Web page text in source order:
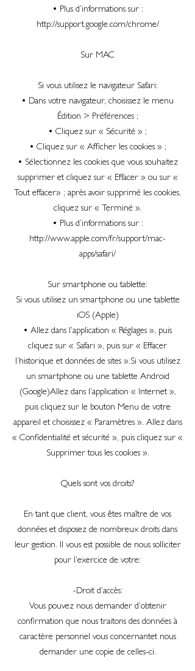
• Plus d’informations sur :
http://support.google.com/chrome/
Sur MAC
Si vous utilisez le navigateur Safari:
• Dans votre navigateur, choisissez le menu
Édition > Préférences ;
• Cliquez sur « Sécurité » ;
• Cliquez sur « Afficher les cookies » ;
• Sélectionnez les cookies que vous souhaitez
supprimer et cliquez sur « Effacer » ou sur «
Tout effacer» ; après avoir supprimé les cookies,
cliquez sur « Terminé ».
• Plus d’informations sur :
http://www.apple.com/fr/support/mac-
apps/safari/
Sur smartphone ou tablette:
Si vous utilisez un smartphone ou une tablette
iOS (Apple)
• Allez dans l’application « Réglages », puis
cliquez sur « Safari », puis sur « Effacer
l’historique et données de sites ».Si vous utilisez
un smartphone ou une tablette Android
(Google)Allez dans l’application « Internet »,
puis cliquez sur le bouton Menu de votre
appareil et choisissez « Paramètres ». Allez dans
« Confidentialité et sécurité », puis cliquez sur «
Supprimer tous les cookies ».
Quels sont vos droits?
En tant que client, vous êtes maître de vos
données et disposez de nombreux droits dans
leur gestion. Il vous est possible de nous solliciter
pour l’exercice de votre:
-Droit d’accès:
Vous pouvez nous demander d’obtenir
confirmation que nous traitons des données à
caractère personnel vous concernantet nous
demander une copie de celles-ci.